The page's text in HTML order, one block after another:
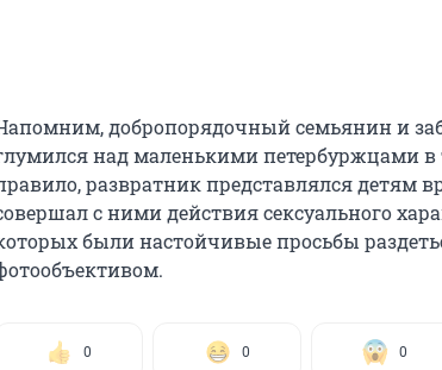
добропорядочный семьянин и
над маленькими петербуржцами в
развратник представлялся детям
с ними действия сексуального
были настойчивые просьбы
0 0 0